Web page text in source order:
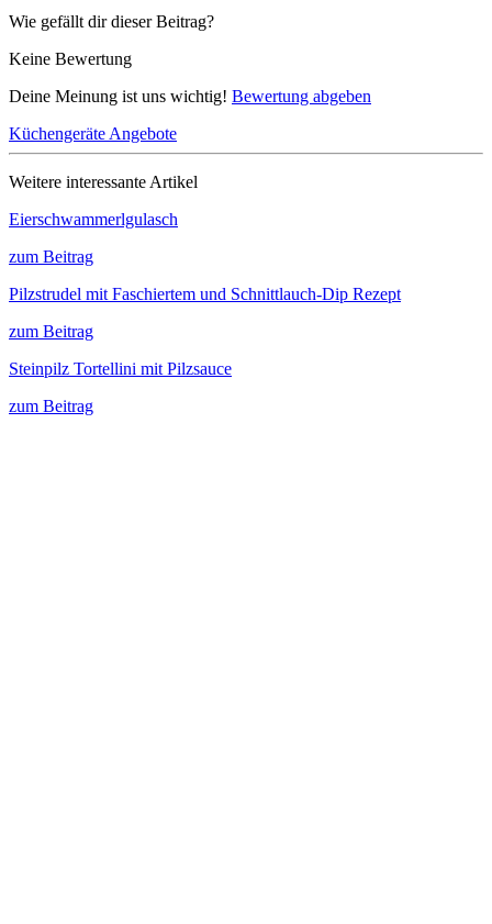
Wie gefällt dir dieser Beitrag?
Keine Bewertung
Deine Meinung ist uns wichtig! Bewertung abgeben
Küchengeräte Angebote
Weitere interessante Artikel
Eierschwammerlgulasch
zum Beitrag
Pilzstrudel mit Faschiertem und Schnittlauch-Dip Rezept
zum Beitrag
Steinpilz Tortellini mit Pilzsauce
zum Beitrag